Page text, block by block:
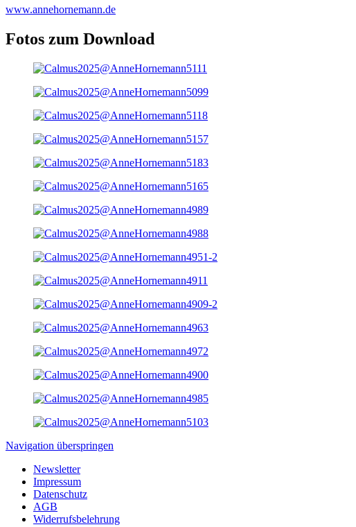
www.annehornemann.de
Fotos zum Download
Navigation überspringen
Newsletter
Impressum
Datenschutz
AGB
Widerrufsbelehrung